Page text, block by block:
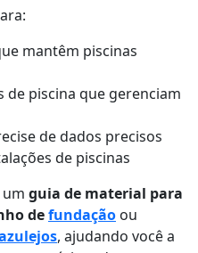
mantêm piscinas
de piscina que gerenciam
de dados precisos
de piscinas
guia de material para
defundação ou
, ajudando você a